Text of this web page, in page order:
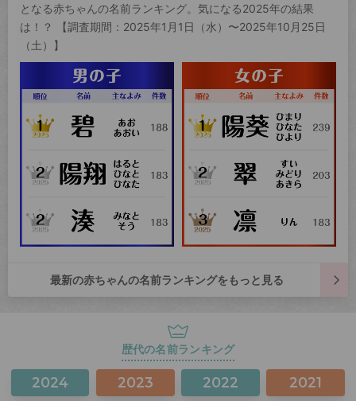
となる赤ちゃんの名前ランキング。気になる2025年の結果
は！？ 【調査期間：2025年1月1日（水）〜2025年10月25日
（土）】
最新の赤ちゃんの名前ランキングをもっと見る
歴代の名前ランキング
2024 2023 2022 2021